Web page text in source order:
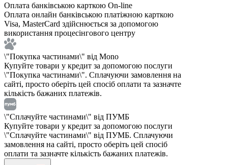
Оплата банківською карткою On-line
Оплата онлайн банківською платіжною карткою
Visa, MasterCard здійснюється за допомогою
використання процесінгового центру
\"Покупка частинами\" від Mono
Купуйте товари у кредит за допомогою послуги
\"Покупка частинами\". Сплачуючи замовлення на
сайті, просто оберіть цей спосіб оплати та зазначте
кількість бажаних платежів.
\"Сплачуйте частинами\" від ПУМБ
Купуйте товари у кредит за допомогою послуги
\"Сплачуйте частинами\" від ПУМБ. Сплачуючи
замовлення на сайті, просто оберіть цей спосіб
оплати та зазначте кількість бажаних платежів.